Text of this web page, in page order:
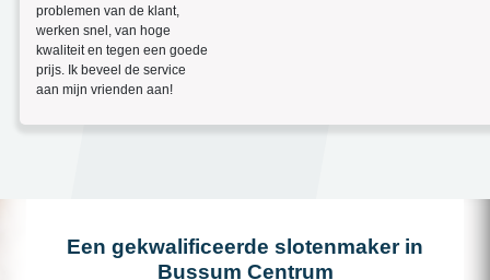
problemen van de klant,
werken snel, van hoge
kwaliteit en tegen een goede
prijs. Ik beveel de service
aan mijn vrienden aan!
Een gekwalificeerde slotenmaker in
Bussum Centrum